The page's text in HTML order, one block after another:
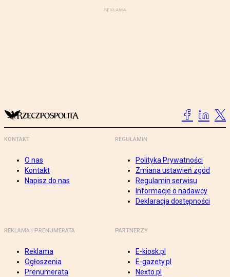
KONTAKT
O nas
Kontakt
Napisz do nas
REGULAMIN
Polityka Prywatności
Zmiana ustawień zgód
Regulamin serwisu
Informacje o nadawcy
Deklaracja dostępności
REKLAMA I PRENUMERATA
Reklama
Ogłoszenia
Prenumerata
PARTNERZY
E-kiosk.pl
E-gazety.pl
Nexto.pl